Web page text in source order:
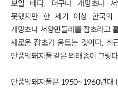
보일 테다. 더구나 개망초나
못했지만 한 세기 이상 한국의
개망초나 서양민들레를 잡초라고
새로운 잡초가 움트는 것이다. 최
단풍잎돼지풀 같은 외래종이 그렇
단풍잎돼지풀은 1950~1960년대